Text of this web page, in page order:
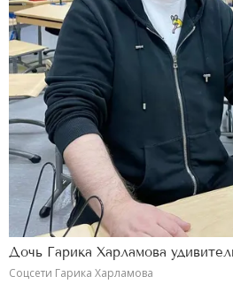
Дочь Гарика Харламова
Соцсети Гарика Харламова